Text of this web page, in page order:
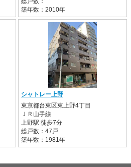
築年数：2010年
シャトレー上野
東京都台東区東上野4丁目
ＪＲ山手線
上野駅 徒歩7分
総戸数：47戸
築年数：1981年